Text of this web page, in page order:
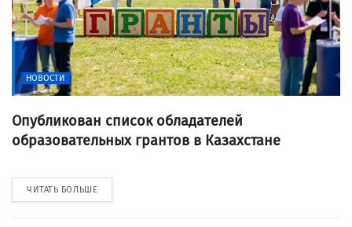
НОВОСТИ
Опубликован список обладателей
образовательных грантов в Казахстане
ЧИТАТЬ БОЛЬШЕ